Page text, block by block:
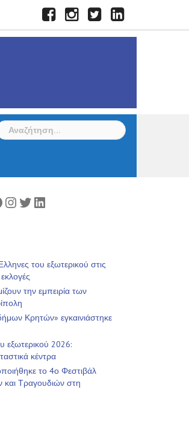
FacebookInstagramTwitterLinkedIn
Instagram
Twitter
Linkedin
του εξωτερικού στις
την εμπειρία των
Κρητών» εγκαινιάστηκε
εξωτερικού 2026:
κέντρα
το 4ο Φεστιβάλ
Τραγουδιών στη